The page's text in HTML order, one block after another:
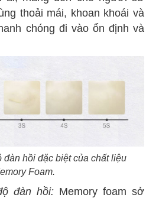
thoải mái, khoan khoái và
chóng đi vào ổn định và
đàn hồi đặc biệt của chất liệu
Foam.
đàn hồi: Memory foam sở